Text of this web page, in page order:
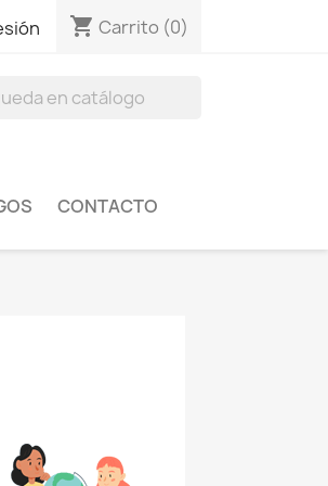
shopping_cart Carrito (0)
CONTACTO